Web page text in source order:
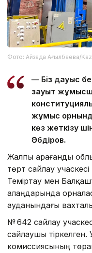
Фото: Айзада Ағылбаева/
— Біз дауыс
зауыт
жұмыс
көз жеткізу
Әбдіров.
Жалпы Қарағанды
төрт сайлау
Теміртау мен
алаңдарында
ауданындағы
№ 642 сайлау
сайлаушы тіркелген.
комиссиясының